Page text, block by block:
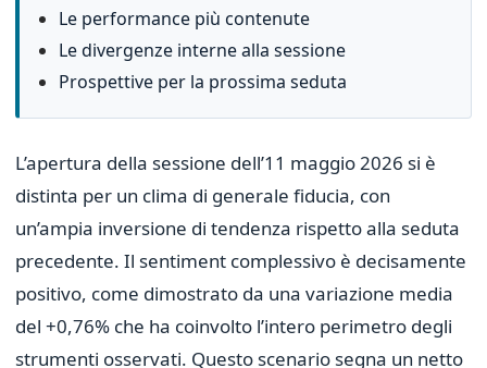
Le performance più contenute
Le divergenze interne alla sessione
Prospettive per la prossima seduta
L’apertura della sessione dell’11 maggio 2026 si è
distinta per un clima di generale fiducia, con
un’ampia inversione di tendenza rispetto alla seduta
precedente. Il sentiment complessivo è decisamente
positivo, come dimostrato da una variazione media
del +0,76% che ha coinvolto l’intero perimetro degli
strumenti osservati. Questo scenario segna un netto